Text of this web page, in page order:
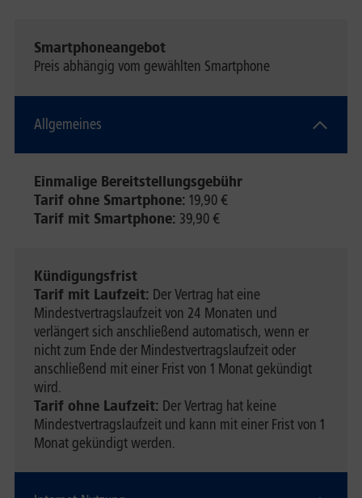
Smartphoneangebot
Preis abhängig vom gewählten Smartphone
Allgemeines
Einmalige Bereitstellungsgebühr
Tarif ohne Smartphone: 19,90 €
Tarif mit Smartphone: 39,90 €
Kündigungsfrist
Tarif mit Laufzeit: Der Vertrag hat eine
Mindestvertragslaufzeit von 24 Monaten und
verlängert sich anschließend automatisch, wenn er
nicht zum Ende der Mindestvertragslaufzeit oder
anschließend mit einer Frist von 1 Monat gekündigt
wird.
Tarif ohne Laufzeit: Der Vertrag hat keine
Mindestvertragslaufzeit und kann mit einer Frist von 1
Monat gekündigt werden.